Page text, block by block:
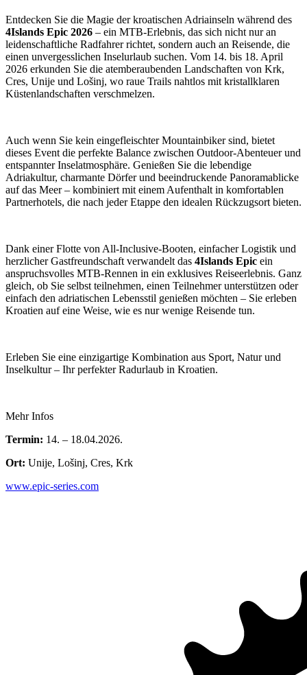
Entdecken Sie die Magie der kroatischen Adriainseln während des
4Islands Epic 2026 – ein MTB-Erlebnis, das sich nicht nur an
leidenschaftliche Radfahrer richtet, sondern auch an Reisende, die
einen unvergesslichen Inselurlaub suchen. Vom 14. bis 18. April
2026 erkunden Sie die atemberaubenden Landschaften von Krk,
Cres, Unije und Lošinj, wo raue Trails nahtlos mit kristallklaren
Küstenlandschaften verschmelzen.
Auch wenn Sie kein eingefleischter Mountainbiker sind, bietet
dieses Event die perfekte Balance zwischen Outdoor-Abenteuer und
entspannter Inselatmosphäre. Genießen Sie die lebendige
Adriakultur, charmante Dörfer und beeindruckende Panoramablicke
auf das Meer – kombiniert mit einem Aufenthalt in komfortablen
Partnerhotels, die nach jeder Etappe den idealen Rückzugsort bieten.
Dank einer Flotte von All-Inclusive-Booten, einfacher Logistik und
herzlicher Gastfreundschaft verwandelt das 4Islands Epic ein
anspruchsvolles MTB-Rennen in ein exklusives Reiseerlebnis. Ganz
gleich, ob Sie selbst teilnehmen, einen Teilnehmer unterstützen oder
einfach den adriatischen Lebensstil genießen möchten – Sie erleben
Kroatien auf eine Weise, wie es nur wenige Reisende tun.
Erleben Sie eine einzigartige Kombination aus Sport, Natur und
Inselkultur – Ihr perfekter Radurlaub in Kroatien.
Mehr Infos
Termin: 14. – 18.04.2026.
Ort: Unije, Lošinj, Cres, Krk
www.epic-series.com